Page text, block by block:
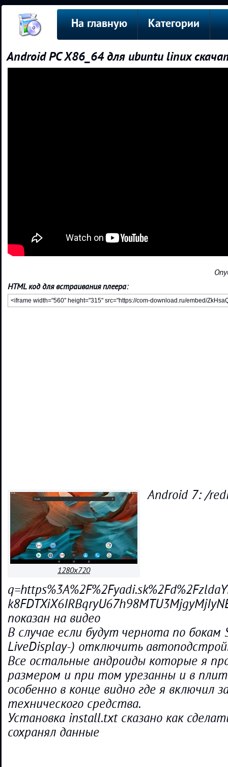
На главную Категории
Android PC X86_64 для ubuntu linux
HTML код для встраивания плеера:
1280x720
Android 7: /
показан на видео
В случае если будут чернота по бокам
LiveDisplay-) отключить
Все остальные андроиды которые я
размером и при том урезанны и в
особенно в конце видно где я включил
технического средства.
Установка install.txt сказано как
сохранял данные